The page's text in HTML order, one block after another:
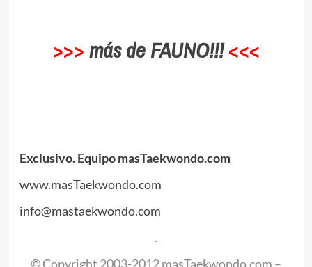
>>> más de FAUNO!!! <<<
Exclusivo. Equipo masTaekwondo.com
www.masTaekwondo.com
info@mastaekwondo.com
.
© Copyright 2003-2012 masTaekwondo.com –